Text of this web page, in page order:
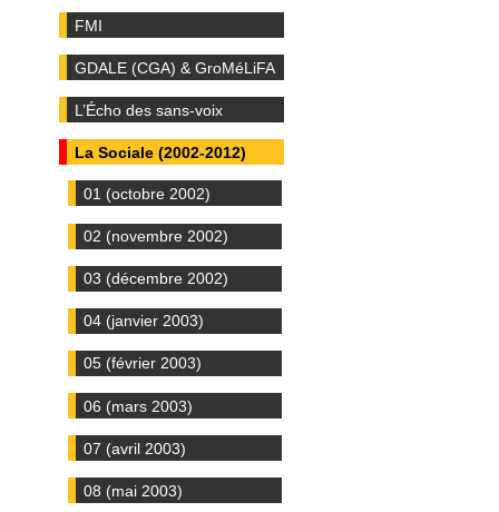
FMI
GDALE (CGA) & GroMéLiFA
L’Écho des sans-voix
La Sociale (2002-2012)
01 (octobre 2002)
02 (novembre 2002)
03 (décembre 2002)
04 (janvier 2003)
05 (février 2003)
06 (mars 2003)
07 (avril 2003)
08 (mai 2003)